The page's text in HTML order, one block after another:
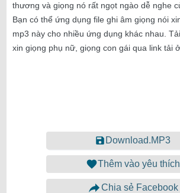
thương và giọng nó rất ngọt ngào dễ nghe
Bạn có thể ứng dụng file ghi âm giọng nói
mp3 này cho nhiều ứng dụng khác nhau.
xin giọng phụ nữ, giọng con gái qua link tải
Download.MP3
Thêm vào yêu thích
Chia sẻ Facebook